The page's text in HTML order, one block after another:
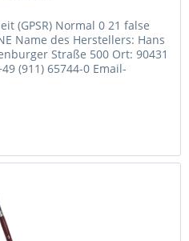
(GPSR) Normal 0 21 false
Name des Herstellers: Hans
Straße 500 Ort: 90431
(911) 65744-0 Email-